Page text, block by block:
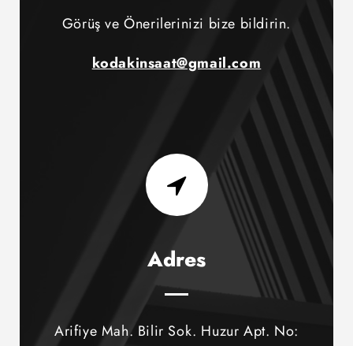
Görüş ve Önerilerinizi bize bildirin.
kodakinsaat@gmail.com
Adres
Arifiye Mah. Bilir Sok. Huzur Apt. No: